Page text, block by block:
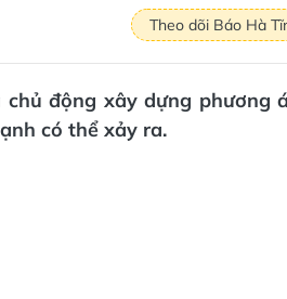
Theo dõi Báo Hà
động xây dựng phương
có thể xảy ra.